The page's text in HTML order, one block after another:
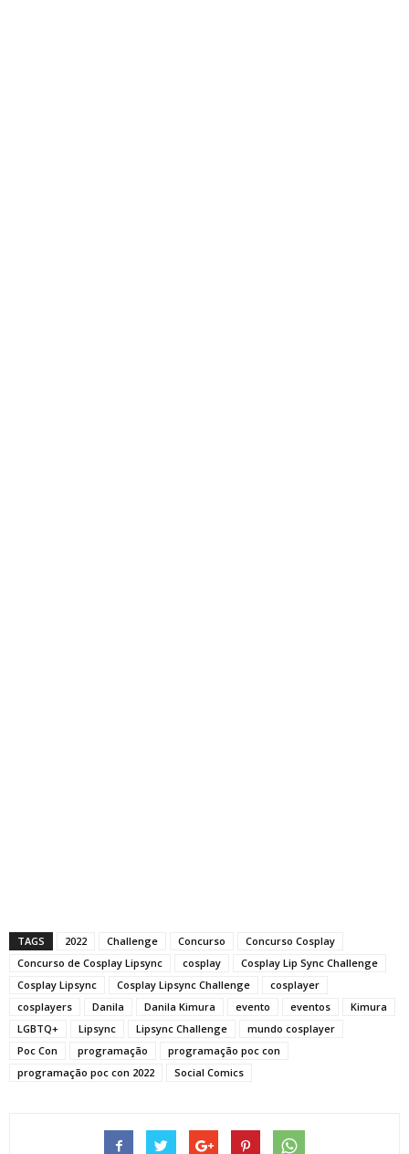
TAGS 2022 Challenge Concurso
Concurso Cosplay
Concurso de Cosplay Lipsync
cosplay
Cosplay Lip Sync Challenge
Cosplay Lipsync
Cosplay Lipsync Challenge
cosplayer
cosplayers
Danila Danila Kimura evento eventos
Kimura
LGBTQ+
Lipsync Lipsync Challenge
mundo cosplayer
Poc Con
programação
programação poc con
programação poc con 2022
Social Comics